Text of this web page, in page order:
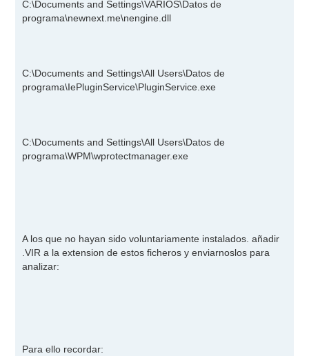
C:\Documents and Settings\VARIOS\Datos de
programa\newnext.me\nengine.dll
C:\Documents and Settings\All Users\Datos de
programa\IePluginService\PluginService.exe
C:\Documents and Settings\All Users\Datos de
programa\WPM\wprotectmanager.exe
A los que no hayan sido voluntariamente instalados. añadir
.VIR a la extension de estos ficheros y enviarnoslos para
analizar:
Para ello recordar: